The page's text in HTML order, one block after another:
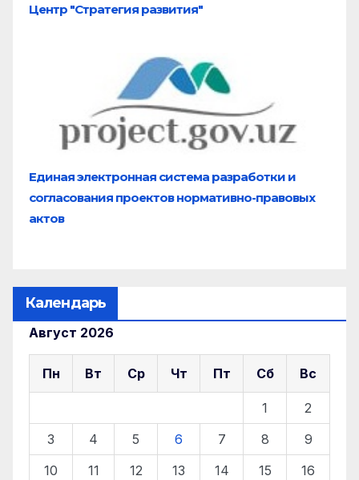
Центр "Стратегия развития"
Единая электронная система разработки и
согласования проектов нормативно-правовых
актов
Календарь
Август 2026
Пн Вт Ср Чт Пт Сб Вс
1
2
3
4 5 6 7 8
9
10
11 12 13 14 15
16